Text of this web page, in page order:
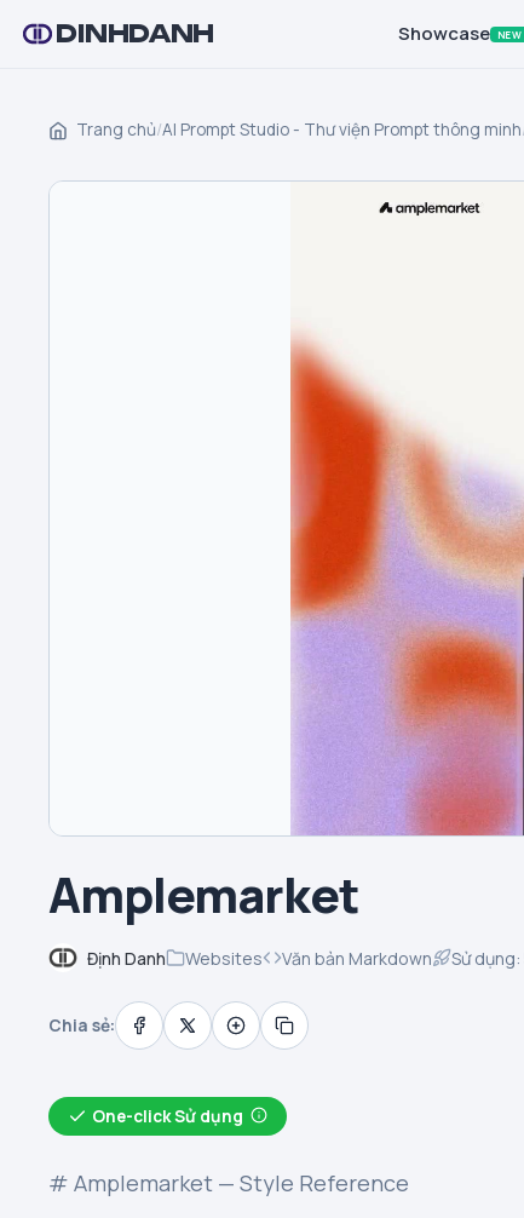
DINHDANH Showcase NEW
Trang chủ/AI Prompt Studio - Thư viện Prompt thông minh
Amplemarket
Định Danh Websites Văn bản Markdown Sử dụng:
Chia sẻ:
One-click Sử dụng
# Amplemarket — Style Reference